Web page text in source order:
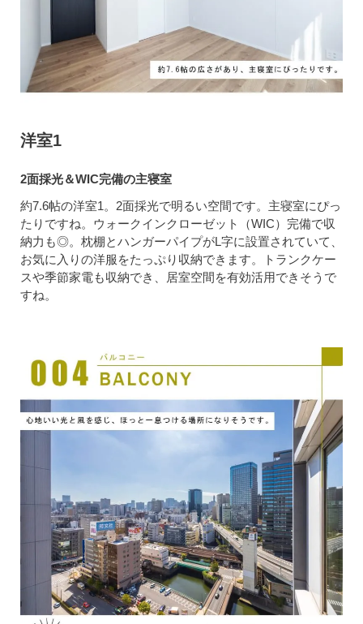
洋室1
2面採光＆WIC完備の主寝室
約7.6帖の洋室1。2面採光で明るい空間です。主寝室にぴっ
たりですね。ウォークインクローゼット（WIC）完備で収
納力も◎。枕棚とハンガーパイプがL字に設置されていて、
お気に入りの洋服をたっぷり収納できます。トランクケー
スや季節家電も収納でき、居室空間を有効活用できそうで
すね。